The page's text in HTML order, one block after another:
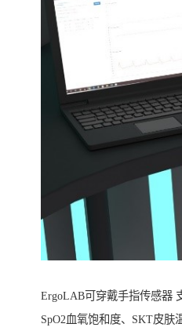
ErgoLAB可穿戴手指传感器
SpO2血氧饱和度、SKT皮肤